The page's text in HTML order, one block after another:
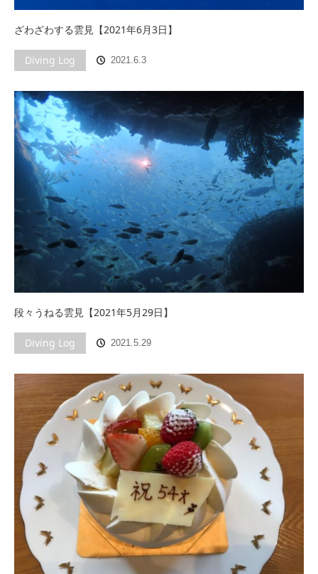
ざわざわする雲見【2021年6月3日】
Diving Log 2021.6.3
段々うねる雲見【2021年5月29日】
Diving Log 2021.5.29